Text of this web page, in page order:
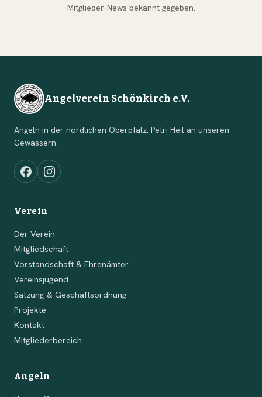
Mitglieder-News bekannt gegeben.
Angelverein Schönkirch e.V.
Angeln in der nördlichen Oberpfalz. Petri Heil an unseren
Gewässern.
Verein
Der Verein
Mitgliedschaft
Vorstandschaft & Ehrenämter
Vereinsjugend
Satzung & Geschäftsordnung
Projekte
Kontakt
Mitgliederbereich
Angeln